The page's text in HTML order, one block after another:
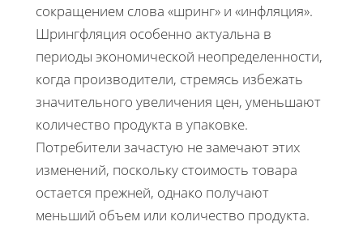
сокращением слова «шринг» и «инфляция».
Шрингфляция особенно актуальна в
периоды экономической неопределенности,
когда производители, стремясь избежать
значительного увеличения цен, уменьшают
количество продукта в упаковке.
Потребители зачастую не замечают этих
изменений, поскольку стоимость товара
остается прежней, однако получают
меньший объем или количество продукта.